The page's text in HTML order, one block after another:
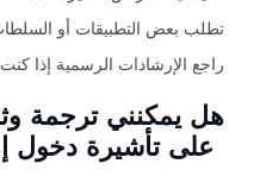
تطلب بعض التطبيقات أو
راجع الإرشادات الرسمية إذا
هل يمكنني ترجمة
على تأشيرة دخول